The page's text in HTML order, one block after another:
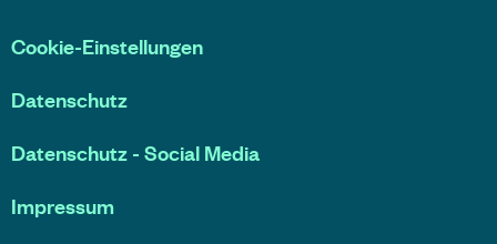
Cookie-Einstellungen
Datenschutz
Datenschutz - Social Media
Impressum